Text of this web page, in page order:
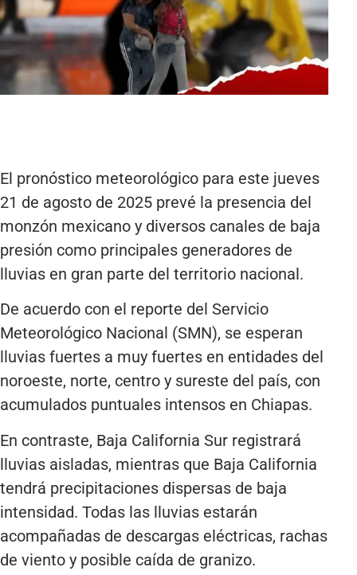
El pronóstico meteorológico para este jueves
21 de agosto de 2025 prevé la presencia del
monzón mexicano y diversos canales de baja
presión como principales generadores de
lluvias en gran parte del territorio nacional.
De acuerdo con el reporte del Servicio
Meteorológico Nacional (SMN), se esperan
lluvias fuertes a muy fuertes en entidades del
noroeste, norte, centro y sureste del país, con
acumulados puntuales intensos en Chiapas.
En contraste, Baja California Sur registrará
lluvias aisladas, mientras que Baja California
tendrá precipitaciones dispersas de baja
intensidad. Todas las lluvias estarán
acompañadas de descargas eléctricas, rachas
de viento y posible caída de granizo.